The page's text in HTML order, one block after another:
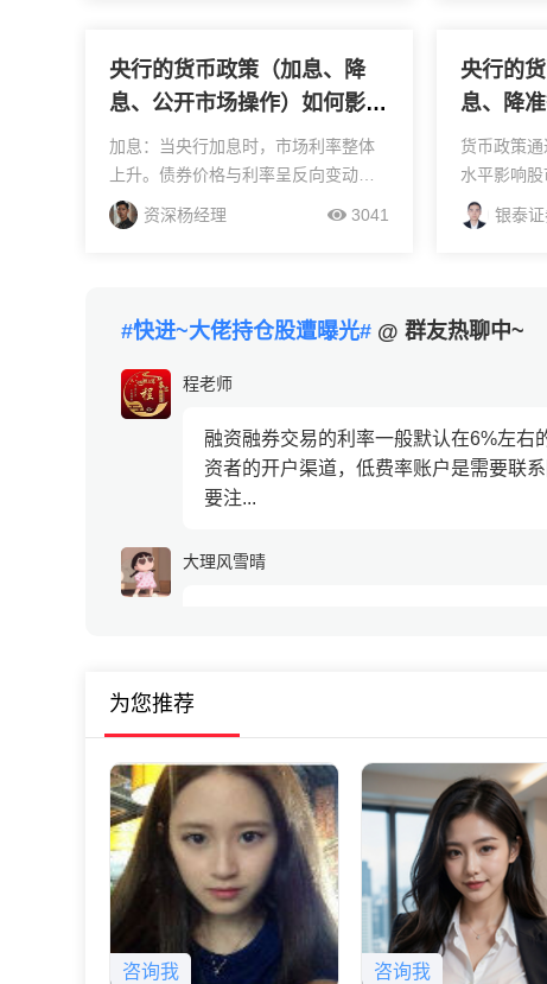
央行的货币政策（加息、降
息、公开市场操作）如何影响
债券市场？​
加息：当央行加息时，市场利率整体
上升。债券价格与利率呈反向变动关
系，新发行债券会以更高的票面利率
吸引投资者，而存量债券因票面利率
资深杨经理 3041
央行的
息、降
票市场？
货币政策
水平影响股
资成本，
款利率下
银泰
#快进~大佬持仓股遭曝光# @ 群友热聊中~
程老师
融资融券交易的利率一般默认在6%左右
资者的开户渠道，低费率账户是需要联
要注...
大理风雪晴
稳定收益的货币基金我推荐【货币三佳
为您推荐
咨询我 咨询我